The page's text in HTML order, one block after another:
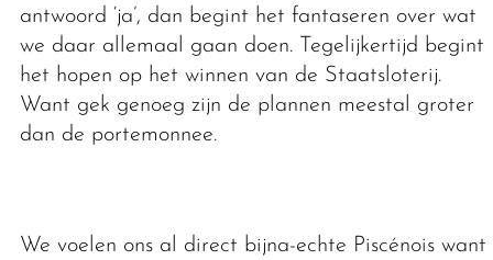
antwoord ‘ja’, dan begint het fantaseren over wat
we daar allemaal gaan doen. Tegelijkertijd begint
het hopen op het winnen van de Staatsloterij.
Want gek genoeg zijn de plannen meestal groter
dan de portemonnee.
We voelen ons al direct bijna-echte Piscénois want